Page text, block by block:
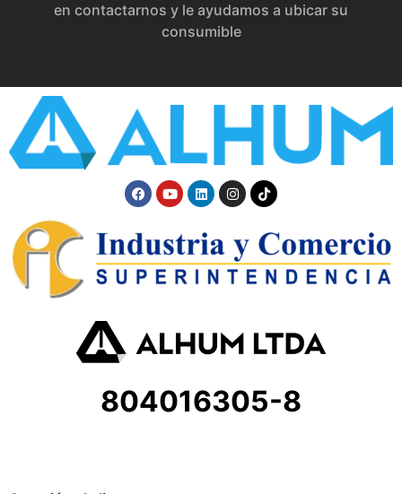
en contactarnos y le ayudamos a ubicar su
consumible
804016305-8